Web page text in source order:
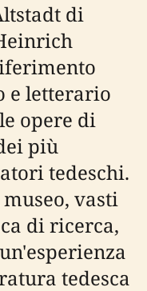
di
e letterario
opere di
più
tedeschi.
vasti
di ricerca,
tedesca